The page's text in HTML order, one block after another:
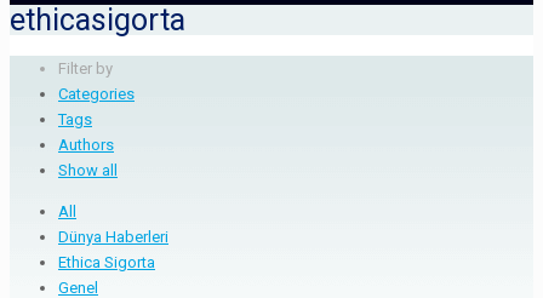
ethicasigorta
Filter by
Categories
Tags
Authors
Show all
All
Dünya Haberleri
Ethica Sigorta
Genel